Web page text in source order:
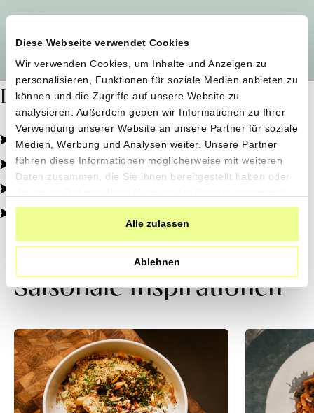
Diese Webseite verwendet Cookies
Wir verwenden Cookies, um Inhalte und Anzeigen zu
personalisieren, Funktionen für soziale Medien anbieten zu
können und die Zugriffe auf unsere Website zu
analysieren. Außerdem geben wir Informationen zu Ihrer
Verwendung unserer Website an unsere Partner für soziale
Medien, Werbung und Analysen weiter. Unsere Partner
führen diese Informationen möglicherweise mit weiteren
Daten zusammen, die Sie ihnen bereitgestellt haben oder
haben.
Alle zulassen
Ablehnen
Dafür stehen wir
Pestizidfrei angebaut, schonend verarbeitet.
Natürliche Zutaten, echter Geschmack.
Von kleinen Höfen, direkt zu dir.
100% transparent, 0% Zusatzstoffe.
Saisonale Inspirationen